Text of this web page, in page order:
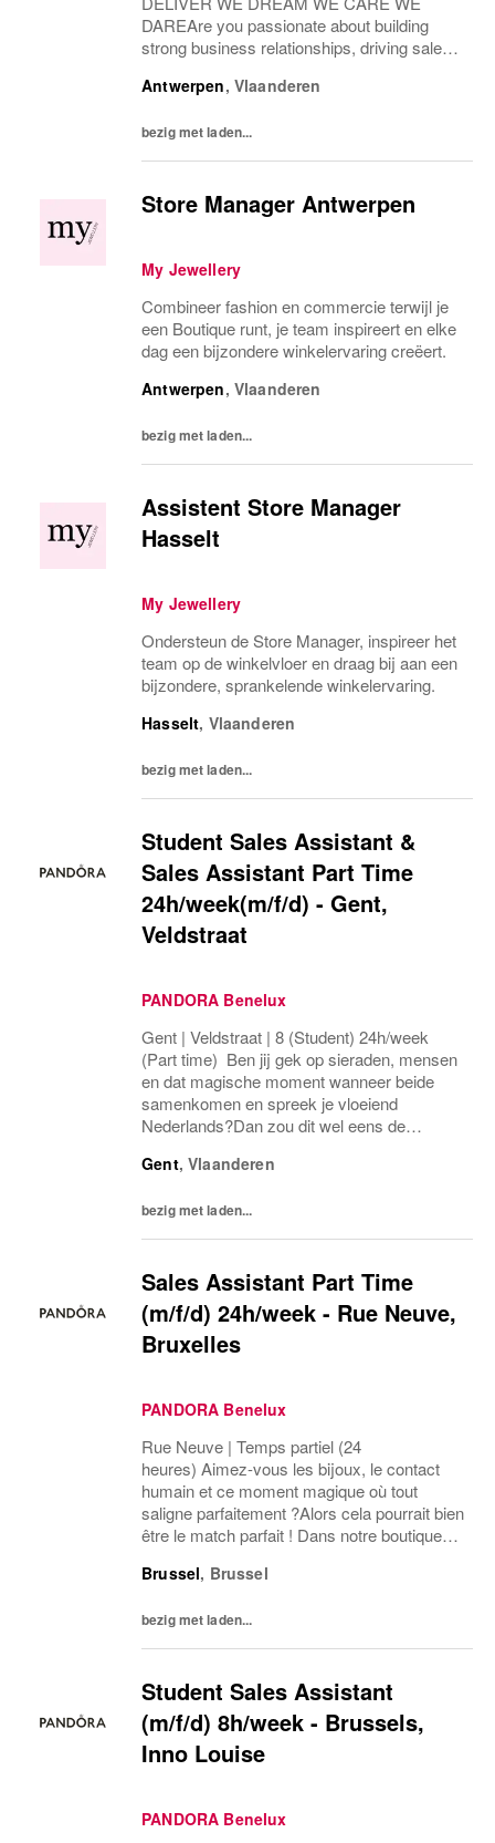
DAREAre you passionate about building
strong business relationships, driving sales
loved brand? We are looking for a Regional
Antwerpen, Vlaanderen
bezig met laden...
Store Manager Antwerpen
My Jewellery
Combineer fashion en commercie terwijl je
een Boutique runt, je team inspireert en elke
dag een bijzondere winkelervaring creëert.
Antwerpen, Vlaanderen
bezig met laden...
Assistent Store Manager
Hasselt
My Jewellery
Ondersteun de Store Manager, inspireer het
team op de winkelvloer en draag bij aan een
bijzondere, sprankelende winkelervaring.
Hasselt, Vlaanderen
bezig met laden...
Student Sales Assistant &
Sales Assistant Part Time
24h/week(m/f/d) - Gent,
Veldstraat
PANDORA Benelux
Gent | Veldstraat | 8 (Student) 24h/week
(Part time) Ben jij gek op sieraden, mensen
en dat magische moment wanneer beide
samenkomen en spreek je vloeiend
Nederlands?Dan zou dit wel eens de
Store bevind je je niet alleen midden in de
Gent,Vlaanderen
bezig met laden...
Sales Assistant Part Time
(m/f/d) 24h/week - Rue Neuve,
Bruxelles
PANDORA Benelux
Rue Neuve | Temps partiel (24
heures) Aimez-vous les bijoux, le contact
humain et ce moment magique où tout
saligne parfaitement ?Alors cela pourrait bien
être le match parfait ! Dans notre boutique
entouré(e) déclat, mais aussi le pilier dune
Brussel, Brussel
bezig met laden...
Student Sales Assistant
(m/f/d) 8h/week - Brussels,
Inno Louise
PANDORA Benelux